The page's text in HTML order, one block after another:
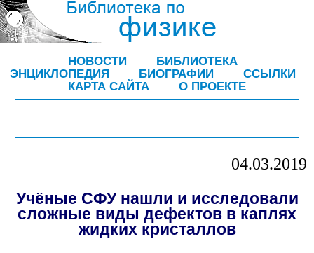
НОВОСТИ
БИБЛИОТЕКА
ЭНЦИКЛОПЕДИЯ
БИОГРАФИИ
ССЫЛКИ
КАРТА САЙТА
О ПРОЕКТЕ
04.03.2019
Учёные СФУ нашли и исследовали
сложные виды дефектов в каплях
жидких кристаллов